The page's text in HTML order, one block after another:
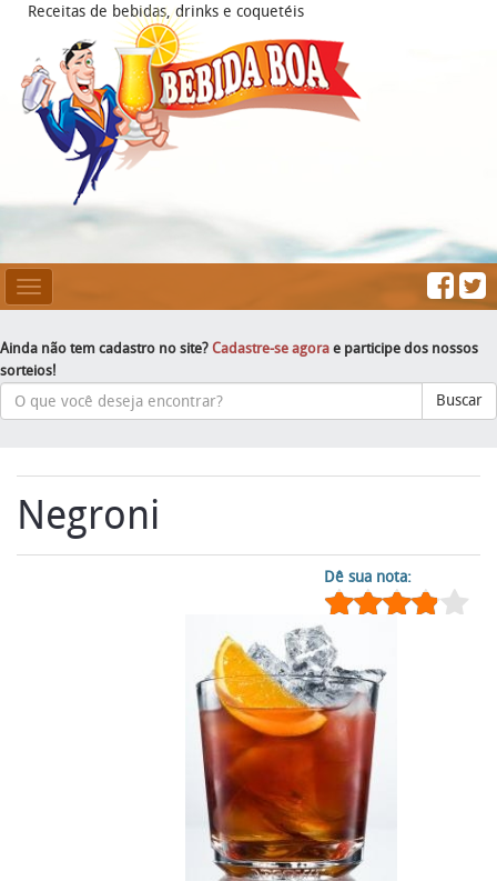
Receitas de bebidas, drinks e coquetéis
Mesclar
Navegação
Ainda não tem cadastro no site? Cadastre-se agora e participe dos nossos
sorteios!
Buscar
Negroni
Dê sua nota: